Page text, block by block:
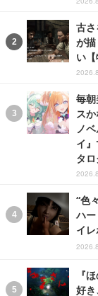
古
が描
い【
毎朝
ス
ノ
イ
タロ
“色
ハ
イ
『
好